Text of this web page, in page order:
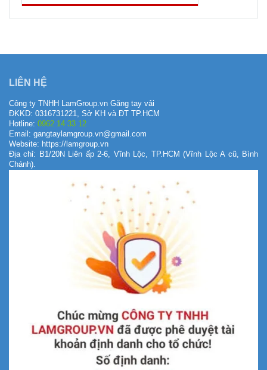
LIÊN HỆ
Công ty TNHH LamGroup.vn Găng tay vải
ĐKKD: 0316731221, Sở KH và ĐT TP.HCM
Hotline: 0962 14 33 12
Email: gangtaylamgroup.vn@gmail.com
Website: https://lamgroup.vn
Địa chỉ: B1/20N Liên ấp 2-6, Vĩnh Lộc, TP.HCM (Vĩnh Lộc A cũ, Bình
Chánh).